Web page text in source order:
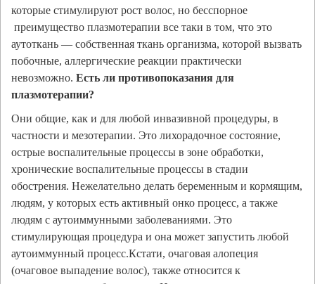
которые стимулируют рост волос, но бесспорное
преимущество плазмотерапии все таки в том, что это
аутоткань — собственная ткань организма, которой вызвать
побочные, аллергические реакции практически
невозможно. Есть ли противопоказания для
плазмотерапии?
Они общие, как и для любой инвазивной процедуры, в
частности и мезотерапии. Это лихорадочное состояние,
острые воспалительные процессы в зоне обработки,
хронические воспалительные процессы в стадии
обострения. Нежелательно делать беременным и кормящим,
людям, у которых есть активный онко процесс, а также
людям с аутоиммунными заболеваниями. Это
стимулирующая процедура и она может запустить любой
аутоиммунный процесс.Кстати, очаговая алопеция
(очаговое выпадение волос), также относится к